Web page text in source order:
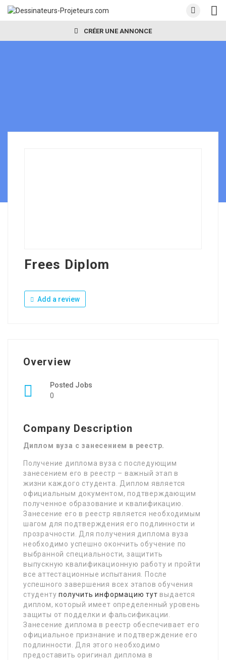
CRÉER UNE ANNONCE
Frees Diplom
Add a review
Overview
Posted Jobs
0
Company Description
Диплом вуза с занесением в реестр.
Получение диплома вуза с последующим
занесением его в реестр – важный этап в
жизни каждого студента. Диплом является
официальным документом, подтверждающим
полученное образование и квалификацию.
Занесение его в реестр является необходимым
шагом для подтверждения его подлинности и
прозрачности. Для получения диплома вуза
необходимо успешно окончить обучение по
выбранной специальности, защитить
выпускную квалификационную работу и пройти
все аттестационные испытания. После
успешного завершения всех этапов обучения
студентуполучить информацию тут выдается
диплом, который имеет определенный уровень
защиты от подделки и фальсификации.
Занесение диплома в реестр обеспечивает его
официальное признание и подтверждение его
подлинности. Для этого необходимо
предоставить оригинал диплома в